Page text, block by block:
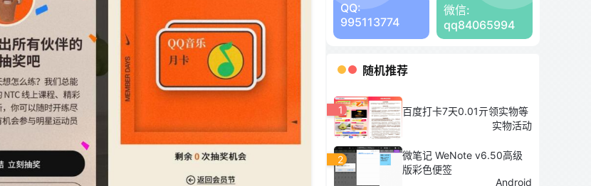
QQ:
995113774
微信:
qq84065994
随机推荐
1
百度打卡7天0.01亓领实物等
实物活动
2
微笔记 WeNote v6.50高级
版彩色便签
Android